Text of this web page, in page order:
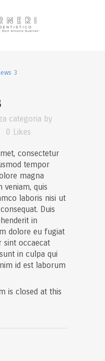
3
categoria by
0 Likes
consectetur
tempor
magna
veniam, quis
laboris nisi ut
Duis
in
dolore eu fugiat
sint occaecat
in culpa qui
id est laborum
is closed at this